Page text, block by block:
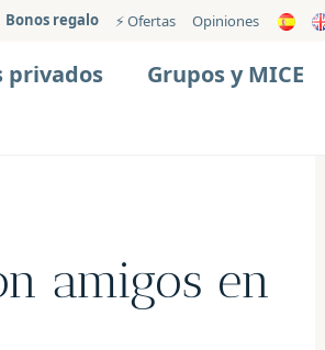
Bonos regalo ⚡️ Ofertas Opiniones
privados
Grupos y MICE
amigos en